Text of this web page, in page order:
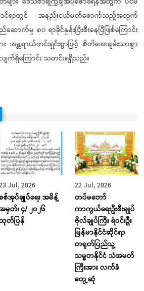
ာင်ရာတွင် အနည်းငယ်မတ်စောက်သည့်အတွက်
က်မှု ၈၀ ရာခိုင်နှုန်းပြီးစီးနေပြီဖြစ်ကြောင်း
း အန္တရာယ်ကင်းရှင်းစွာဖြင့် စိတ်အေးချမ်းသာစွာ
က်ရှိကြောင်း သတင်းရရှိသည်။
Jul, 2026
စ်အုပ်ချုပ်ရေး အမိန့်
မှတ်၊ ၄/ ၂၀၂၆
တ်ပြန်
22 Jul, 2026
တပ်မတော်
ကာကွယ်ရေးဦးစီးချုပ်
ဗိုလ်ချုပ်ကြီး ရဲဝင်းဦး
မြန်မာနိုင်ငံဆိုင်ရာ
တရုတ်ပြည်သူ့
သမ္မတနိုင်ငံ သံအမတ်
ကြီးအား လက်ခံ
တွေ့ဆုံ